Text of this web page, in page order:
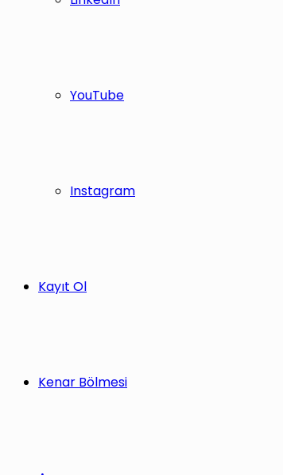
YouTube
Instagram
Kayıt Ol
Kenar Bölmesi